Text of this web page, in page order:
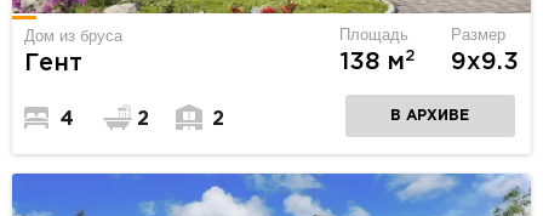
Дом из бруса
Гент
Площадь
138 м2
Размер
9х9.3
4 2 2 В АРХИВЕ